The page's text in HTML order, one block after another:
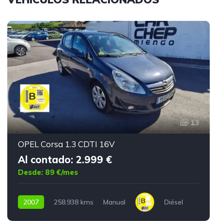
13
OPEL Corsa 1.3 CDTI 16V
Al contado: 2.999 €
Desde: 89 €/mes
2007 258.938 kms Manual Diésel